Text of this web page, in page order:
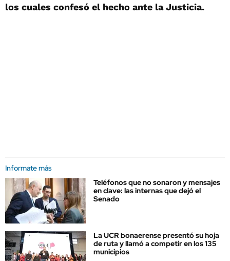
los cuales confesó el hecho ante la Justicia.
Informate más
Teléfonos que no sonaron y mensajes
en clave: las internas que dejó el
Senado
La UCR bonaerense presentó su hoja
de ruta y llamó a competir en los 135
municipios